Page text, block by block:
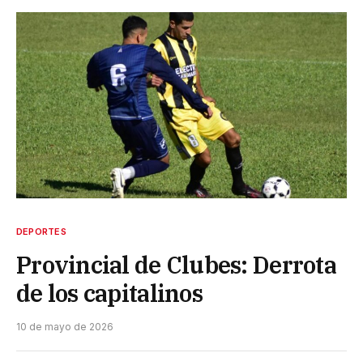
DEPORTES
Provincial de Clubes: Derrota
de los capitalinos
10 de mayo de 2026